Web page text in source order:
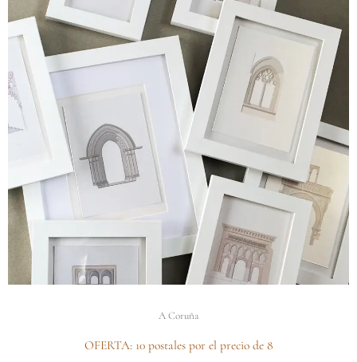
A Coruña
OFERTA: 10 postales por el precio de 8